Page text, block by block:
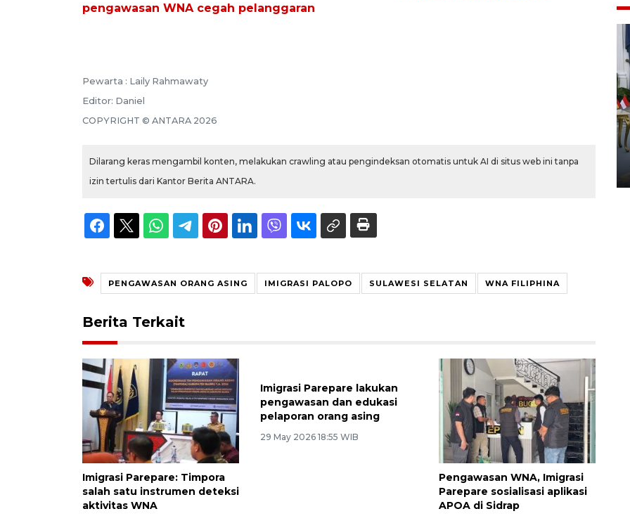
pengawasan WNA cegah pelanggaran
Pewarta : Laily Rahmawaty
Editor: Daniel
COPYRIGHT © ANTARA 2026
Dilarang keras mengambil konten, melakukan crawling atau pengindeksan otomatis untuk AI di situs web ini tanpa
izin tertulis dari Kantor Berita ANTARA.
PENGAWASAN ORANG ASING IMIGRASI PALOPO SULAWESI SELATAN WNA FILIPHINA
Berita Terkait
Imigrasi Parepare: Timpora
salah satu instrumen deteksi
aktivitas WNA
Imigrasi Parepare lakukan
pengawasan dan edukasi
pelaporan orang asing
29 May 2026 18:55 WIB
Pengawasan WNA, Imigrasi
Parepare sosialisasi aplikasi
APOA di Sidrap